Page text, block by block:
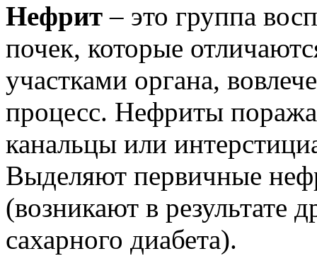
Нефрит – это группа
почек, которые
участками органа,
процесс. Нефриты
канальцы или
Выделяют первичные
(возникают в результате
сахарного диабета).